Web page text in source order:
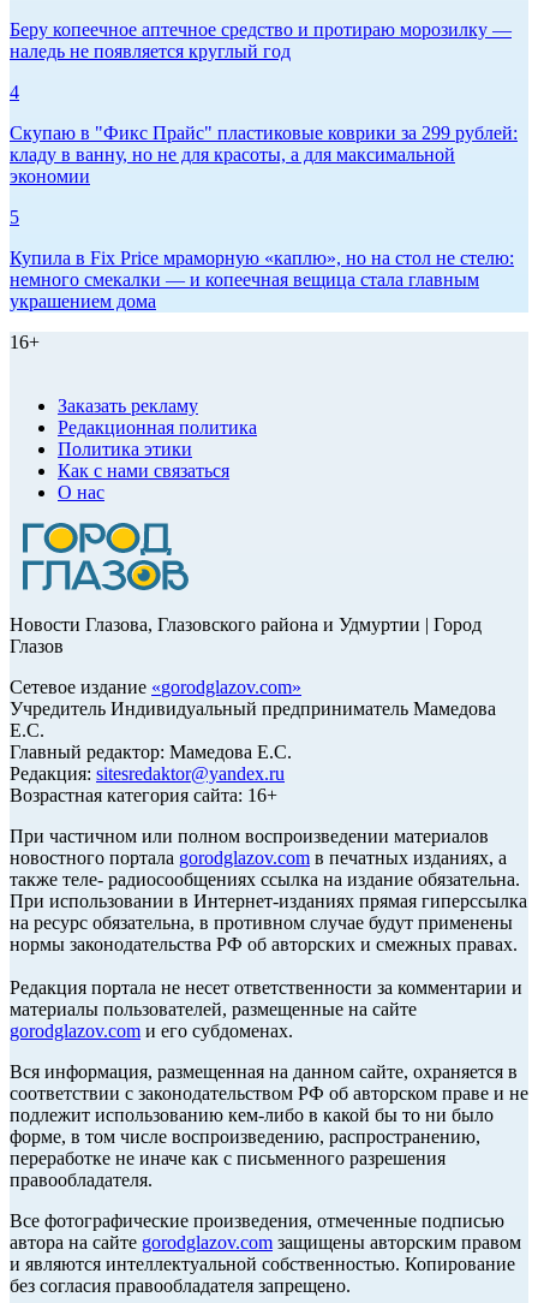
Беру копеечное аптечное средство и протираю морозилку —
наледь не появляется круглый год
4
Скупаю в "Фикс Прайс" пластиковые коврики за 299 рублей:
кладу в ванну, но не для красоты, а для максимальной
экономии
5
Купила в Fix Price мраморную «каплю», но на стол не стелю:
немного смекалки — и копеечная вещица стала главным
украшением дома
16+
Заказать рекламу
Редакционная политика
Политика этики
Как с нами связаться
О нас
Новости Глазова, Глазовского района и Удмуртии | Город
Глазов
Сетевое издание «gorodglazov.com»
Учредитель Индивидуальный предприниматель Мамедова
Е.С.
Главный редактор: Мамедова Е.С.
Редакция: sitesredaktor@yandex.ru
Возрастная категория сайта: 16+
При частичном или полном воспроизведении материалов
новостного портала gorodglazov.com в печатных изданиях, а
также теле- радиосообщениях ссылка на издание обязательна.
При использовании в Интернет-изданиях прямая гиперссылка
на ресурс обязательна, в противном случае будут применены
нормы законодательства РФ об авторских и смежных правах.
Редакция портала не несет ответственности за комментарии и
материалы пользователей, размещенные на сайте
gorodglazov.com и его субдоменах.
Вся информация, размещенная на данном сайте, охраняется в
соответствии с законодательством РФ об авторском праве и не
подлежит использованию кем-либо в какой бы то ни было
форме, в том числе воспроизведению, распространению,
переработке не иначе как с письменного разрешения
правообладателя.
Все фотографические произведения, отмеченные подписью
автора на сайте gorodglazov.com защищены авторским правом
и являются интеллектуальной собственностью. Копирование
без согласия правообладателя запрещено.